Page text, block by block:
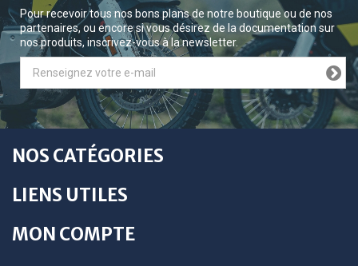
Pour recevoir tous nos bons plans de notre boutique ou de nos
partenaires, ou encore si vous désirez de la documentation sur
nos produits, inscrivez-vous à la newsletter.
NOS CATÉGORIES
LIENS UTILES
MON COMPTE